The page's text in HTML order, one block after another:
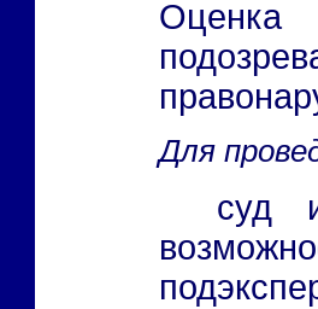
Для
суд или следствие предоставляет эксперту